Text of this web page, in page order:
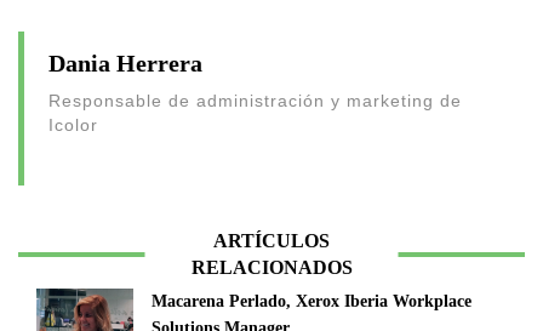
Dania Herrera
Responsable de administración y marketing de
Icolor
ARTÍCULOS
RELACIONADOS
Macarena Perlado, Xerox Iberia Workplace